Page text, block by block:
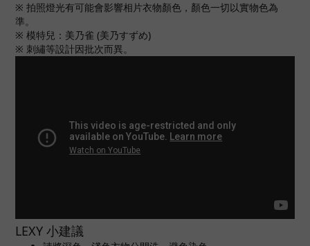
※ 拍照燈光有可能會影響相片衣物顏色，顏色一切以實物色為
準。
※ 模特兒：美乃雀 (美乃すずめ)
※ 刺繡等設計因批次而異。
LEXY 小建議